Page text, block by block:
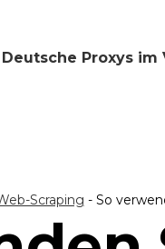
Deutsche Proxys im
Scraping - So